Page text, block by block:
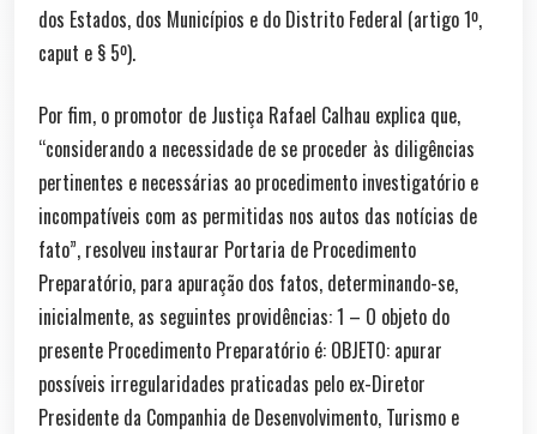
dos Estados, dos Municípios e do Distrito Federal (artigo 1º,
caput e § 5º).
Por fim, o promotor de Justiça Rafael Calhau explica que,
“considerando a necessidade de se proceder às diligências
pertinentes e necessárias ao procedimento investigatório e
incompatíveis com as permitidas nos autos das notícias de
fato”, resolveu instaurar Portaria de Procedimento
Preparatório, para apuração dos fatos, determinando-se,
inicialmente, as seguintes providências: 1 – O objeto do
presente Procedimento Preparatório é: OBJETO: apurar
possíveis irregularidades praticadas pelo ex-Diretor
Presidente da Companhia de Desenvolvimento, Turismo e